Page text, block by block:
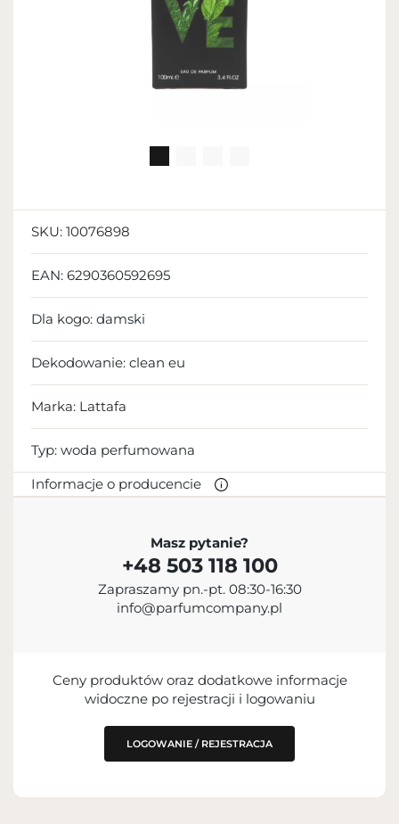
SKU: 10076898
EAN: 6290360592695
Dla kogo: damski
Dekodowanie: clean eu
Marka: Lattafa
Typ: woda perfumowana
Informacje o producencie
Lattafa Perfumes Industries L.L.C.
+971 6 535 2605
Industrial Area 11, Al Sajaa, Sharjah, United Arab
PODMIOT ODPOWIEDZIALNY ZA
WPROWADZENIE DO UE
Masz pytanie?
+48 503 118 100
Zapraszamy pn.-pt. 08:30-16:30
info@parfumcompany.pl
Ceny produktów oraz dodatkowe informacje
widoczne po rejestracji i logowaniu
LOGOWANIE / REJESTRACJA